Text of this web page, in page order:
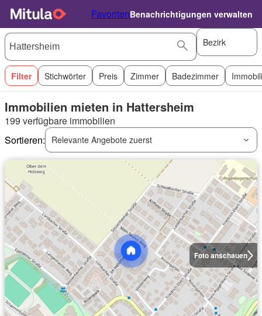
FavoritenBenachrichtigungen verwalten
Bezirk
Filter Stichwörter Preis Zimmer Badezimmer
Immobilien mieten in Hattersheim
199 verfügbare immobilien
Sortieren:
Relevante Angebote zuerst
Foto anschauen